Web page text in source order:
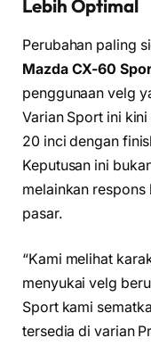
Lebih Optimal
Perubahan paling
Mazda CX-60
penggunaan velg
Varian Sport ini
20 inci dengan
Keputusan ini
melainkan
pasar.
“Kami melihat
menyukai velg
Sport kami
tersedia di varian